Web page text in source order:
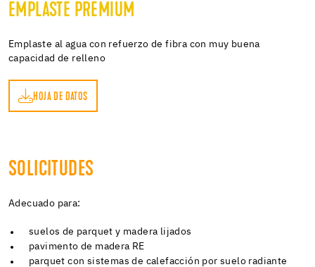
EMPLASTE PREMIUM
Emplaste al agua con refuerzo de fibra con muy buena
capacidad de relleno
HOJA DE DATOS
SOLICITUDES
Adecuado para:
suelos de parquet y madera lijados
pavimento de madera RE
parquet con sistemas de calefacción por suelo radiante